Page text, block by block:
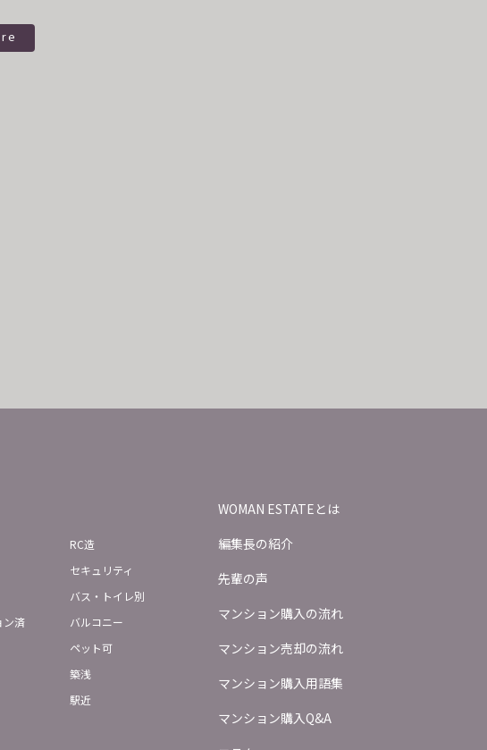
ン済
RC造
セキュリティ
バス・トイレ別
バルコニー
ペット可
築浅
駅近
WOMAN ESTATEとは
編集長の紹介
先輩の声
マンション購入の流れ
マンション売却の流れ
マンション購入用語集
マンション購入Q&A